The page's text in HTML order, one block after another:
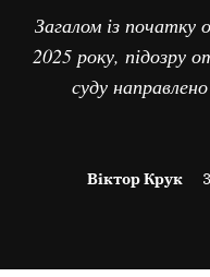
Загалом із початку
2025 року, підозру
суду
Віктор Крук